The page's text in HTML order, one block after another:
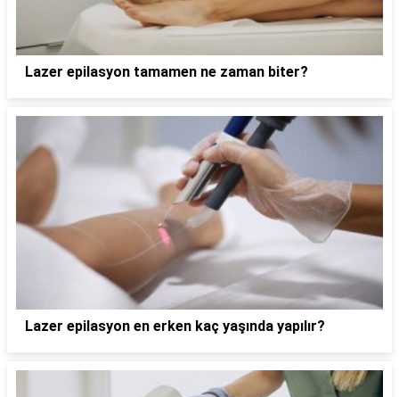
Lazer epilasyon tamamen ne zaman biter?
Lazer epilasyon en erken kaç yaşında yapılır?